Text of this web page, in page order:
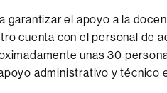
garantizarel apoyo a la
cuenta con el personal de
unas 30
administrativo y técnico